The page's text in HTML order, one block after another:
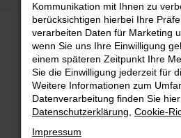
WARTUNG &
HONDA SERVICE IN
Kommunikation mit Ihnen zu
berücksichtigen hierbei Ihre
verarbeiten Daten für Marketing
wenn Sie uns Ihre Einwilligung
einem späteren Zeitpunkt Ihre
Sie die Einwilligung jederzeit für
Weitere Informationen zum
Datenverarbeitung finden Sie
Datenschutzerklärung Cookie-
Impressum